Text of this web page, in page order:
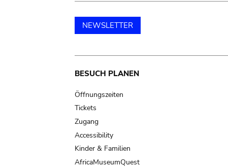
NEWSLETTER
Main
navigation
BESUCH PLANEN
Öffnungszeiten
Tickets
Zugang
Accessibility
Kinder & Familien
AfricaMuseumQuest